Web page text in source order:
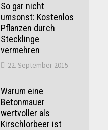
So gar nicht
umsonst: Kostenlos
Pflanzen durch
Stecklinge
vermehren
22. September 2015
Warum eine
Betonmauer
wertvoller als
Kirschlorbeer ist